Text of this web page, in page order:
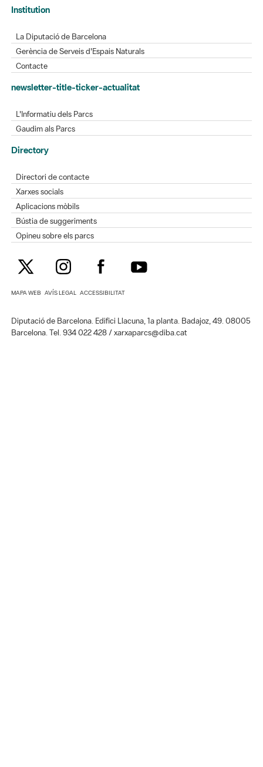
Institution
La Diputació de Barcelona
Gerència de Serveis d'Espais Naturals
Contacte
newsletter-title-ticker-actualitat
L'Informatiu dels Parcs
Gaudim als Parcs
Directory
Directori de contacte
Xarxes socials
Aplicacions mòbils
Bústia de suggeriments
Opineu sobre els parcs
MAPA WEB AVÍS LEGAL ACCESSIBILITAT
Diputació de Barcelona. Edifici Llacuna, 1a planta. Badajoz, 49. 08005
Barcelona. Tel. 934 022 428 / xarxaparcs@diba.cat